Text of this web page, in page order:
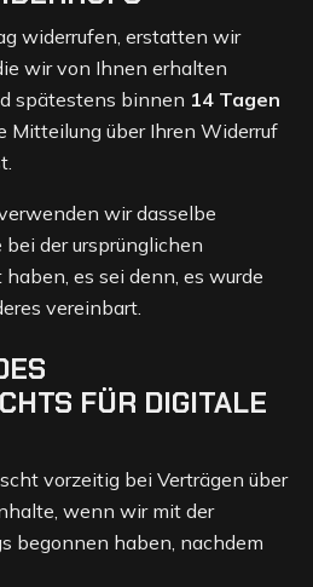
widerrufen, erstatten wir
wir von Ihnen erhalten
spätestens binnen 14 Tagen
Mitteilung über Ihren Widerruf
wir dasselbe
der ursprünglichen
es sei denn, es wurde
vereinbart.
FÜR DIGITALE
vorzeitig bei Verträgen über
wenn wir mit der
begonnen haben, nachdem